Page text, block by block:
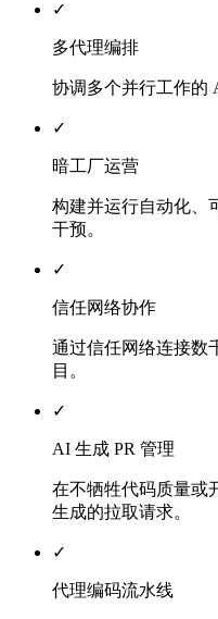
✓
多代理编排
协调多个并行工作的
✓
暗工厂运营
构建并运行自动化、
干预。
✓
信任网络协作
通过信任网络连接数
目。
✓
AI 生成 PR 管理
在不牺牲代码质量或
生成的拉取请求。
✓
代理编码流水线